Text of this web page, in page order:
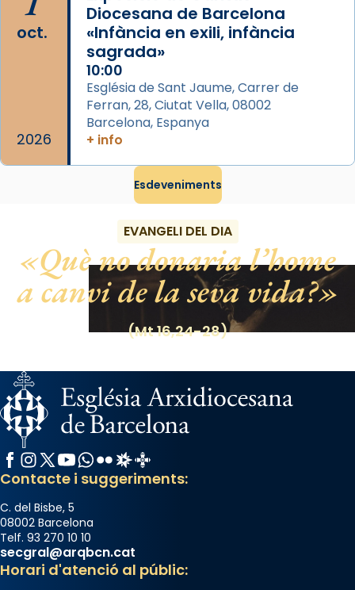
centre de peregrinacions medievals de tot
el món cristià, després de Roma i terra
«A Raïms de Sant Jaume, raïms aigualits;
raïms de setembre te'n llepes els dits»,
segons una dita popular.
Photo
View on Facebook · Share
oct.
2026
Diocesana de Barcelona
«Infància en exili, infància
sagrada»
10:00
Església de Sant Jaume, Carrer de
Ferran, 28, Ciutat Vella, 08002
Barcelona, Espanya
+ info
Esdeveniments
EVANGELI DEL DIA
Què no donaria l’home
a canvi de la seva vida?
(Mt 16,24-28)
Facebook
Instagram
X / Twitter
YouTube
WhatsApp
FlickrRadio Estel
Catalunya Cristiana
Contacte i suggeriments:
C. del Bisbe, 5
08002 Barcelona
Telf. 93 270 10 10
secgral@arqbcn.cat
Horari d'atenció al públic: